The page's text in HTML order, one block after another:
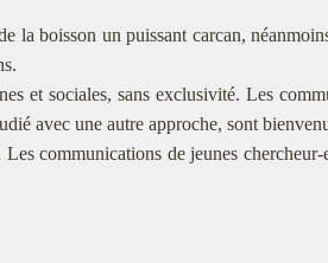
la boisson un puissant carcan,
et sociales, sans exclusivité. Les
avec une autre approche, sont
communications de jeunes chercheur-